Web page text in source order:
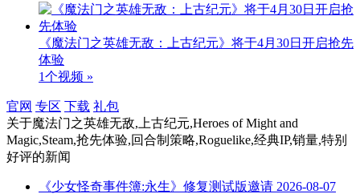
《魔法门之英雄无敌：上古纪元》将于4月30日开启抢先
体验
1个视频 »
官网 专区 下载 礼包
关于魔法门之英雄无敌,上古纪元,Heroes of Might and
Magic,Steam,抢先体验,回合制策略,Roguelike,经典IP,销量,特别
好评的新闻
《少女怪奇事件簿:永生》修复测试版邀请 2026-08-07